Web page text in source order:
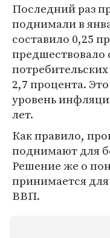
Последний раз
поднимали в
составило 0,25
предшествовало
2,7 процента.
уровень
лет.
Как правило,
поднимают для
Решение же о
принимается
ВВП.